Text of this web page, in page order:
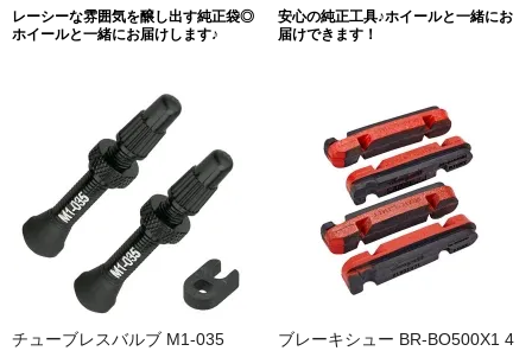
レーシーな雰囲気を醸し出す純正袋◎
ホイールと一緒にお届けします♪
安心の純正工具♪ホイールと一緒にお
届けできます！
チューブレスバルブ M1-035
ブレーキシュー BR-BO500X1 4